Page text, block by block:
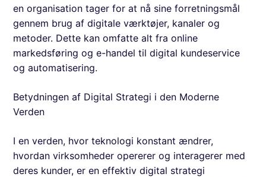
en organisation tager for at nå sine forretningsmål
gennem brug af digitale værktøjer, kanaler og
metoder. Dette kan omfatte alt fra online
markedsføring og e-handel til digital kundeservice
og automatisering.
Betydningen af Digital Strategi i den Moderne
Verden
I en verden, hvor teknologi konstant ændrer,
hvordan virksomheder opererer og interagerer med
deres kunder, er en effektiv digital strategi